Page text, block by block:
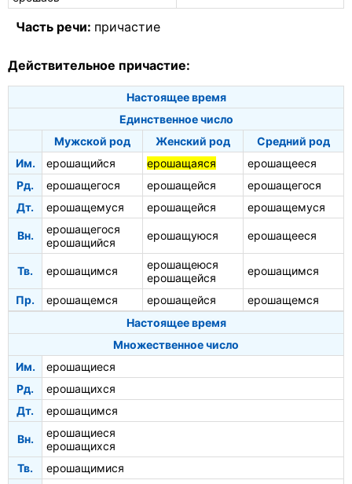
Часть речи: причастие
Действительное причастие:
Настоящее время
Единственное число
Мужской род
Женский род
Средний род
Им.
ерошащийся ерошащаяся
ерошащееся
Рд.
ерошащегося ерошащейся
ерошащегося
Дт.
ерошащемуся ерошащейся ерошащемуся
Вн.
ерошащегося
ерошащийся
ерошащуюся ерошащееся
Тв. ерошащимся
ерошащеюся
ерошащейся
ерошащимся
Пр. ерошащемся ерошащейся
ерошащемся
Настоящее время
Множественное число
Им.
ерошащиеся
Рд.
ерошащихся
Дт.
ерошащимся
Вн.
ерошащиеся
ерошащихся
Тв.
ерошащимися